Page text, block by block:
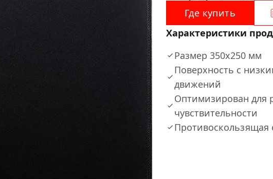
Где купить
Характеристики
Размер 350x250 мм
Поверхность с
движений
Оптимизирован для
чувствительности
Противоскользящая